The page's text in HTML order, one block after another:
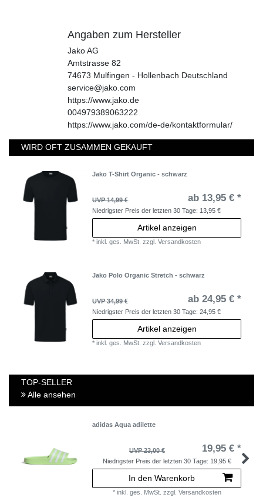
Angaben zum Hersteller
Jako AG
Amtstrasse 82
74673 Mulfingen - Hollenbach Deutschland
service@jako.com
https://www.jako.de
004979389063222
https://www.jako.com/de-de/kontaktformular/
WIRD OFT ZUSAMMEN GEKAUFT
Jako T-Shirt Organic - schwarz
UVP 14,99 € ab 13,95 € *
Niedrigster Preis der letzten 30 Tage: 13,95 €
Artikel anzeigen
*inkl. ges. MwSt. zzgl.Versandkosten
Jako Polo Organic Stretch - schwarz
UVP 34,99 € ab 24,95 € *
Niedrigster Preis der letzten 30 Tage:24,95 €
Artikel anzeigen
*inkl. ges. MwSt. zzgl.Versandkosten
TOP-SELLER
Alle ansehen
adidas Aqua adilette
UVP 23,00 € 19,95 € *
Niedrigster Preis der letzten 30 Tage: 19,95 €
In den Warenkorb
* inkl. ges. MwSt. zzgl. Versandkosten